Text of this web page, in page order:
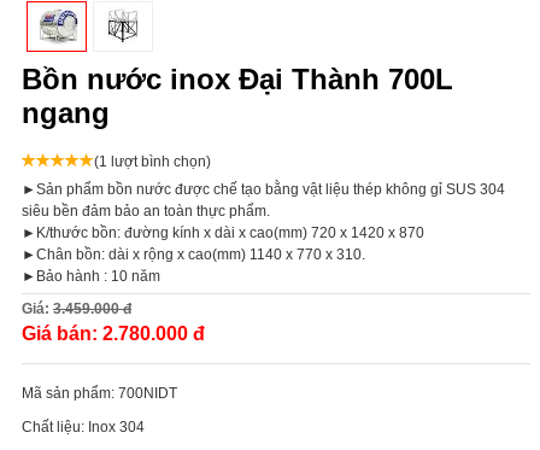
Bồn nước inox Đại Thành 700L
ngang
(1 lượt bình chọn)
►Sản phẩm bồn nước được chế tạo bằng vật liệu thép không gỉ SUS 304
siêu bền đảm bảo an toàn thực phẩm.
►K/thước bồn: đường kính x dài x cao(mm) 720 x 1420 x 870
►Chân bồn: dài x rộng x cao(mm) 1140 x 770 x 310.
►Bảo hành : 10 năm
Giá: 3.459.000 đ
Giá bán: 2.780.000 đ
Mã sản phẩm: 700NIDT
Chất liệu: Inox 304